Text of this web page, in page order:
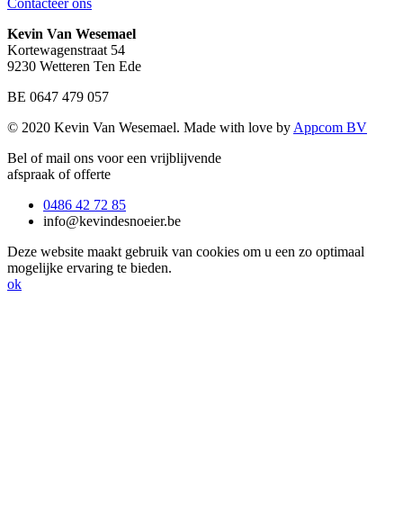
Contacteer ons
Kevin Van Wesemael
Kortewagenstraat 54
9230 Wetteren Ten Ede
BE 0647 479 057
© 2020 Kevin Van Wesemael. Made with love by Appcom BV
Bel of mail ons voor een vrijblijvende
afspraak of offerte
0486 42 72 85
info@kevindesnoeier.be
Deze website maakt gebruik van cookies om u een zo optimaal
mogelijke ervaring te bieden.
ok